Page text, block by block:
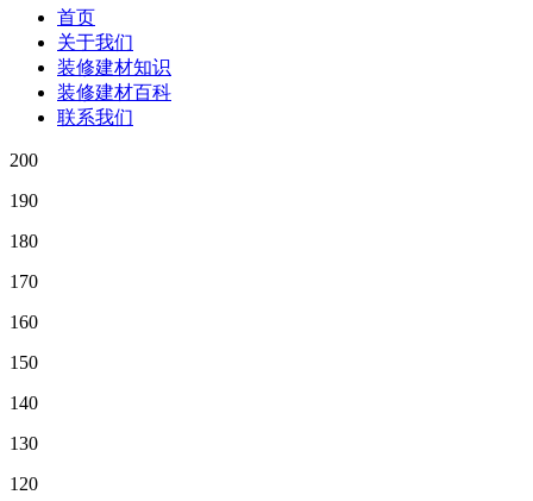
首页
关于我们
装修建材知识
装修建材百科
联系我们
200
190
180
170
160
150
140
130
120